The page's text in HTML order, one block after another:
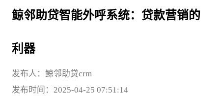
鲸邻助贷智能外呼系统：贷款营销的
利器
发布人：鲸邻助贷crm
发布时间：2025-04-25 07:51:14